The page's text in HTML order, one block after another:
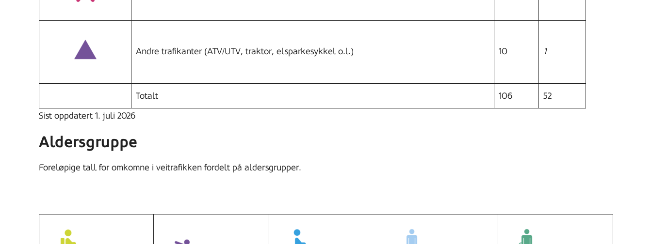
Andre trafikanter (ATV/UTV, traktor, elsparkesykkel o.l.) 10 1
Totalt 106 52
Sist oppdatert 1. juli 2026
Aldersgruppe
Foreløpige tall for omkomne i veitrafikken fordelt på aldersgrupper.